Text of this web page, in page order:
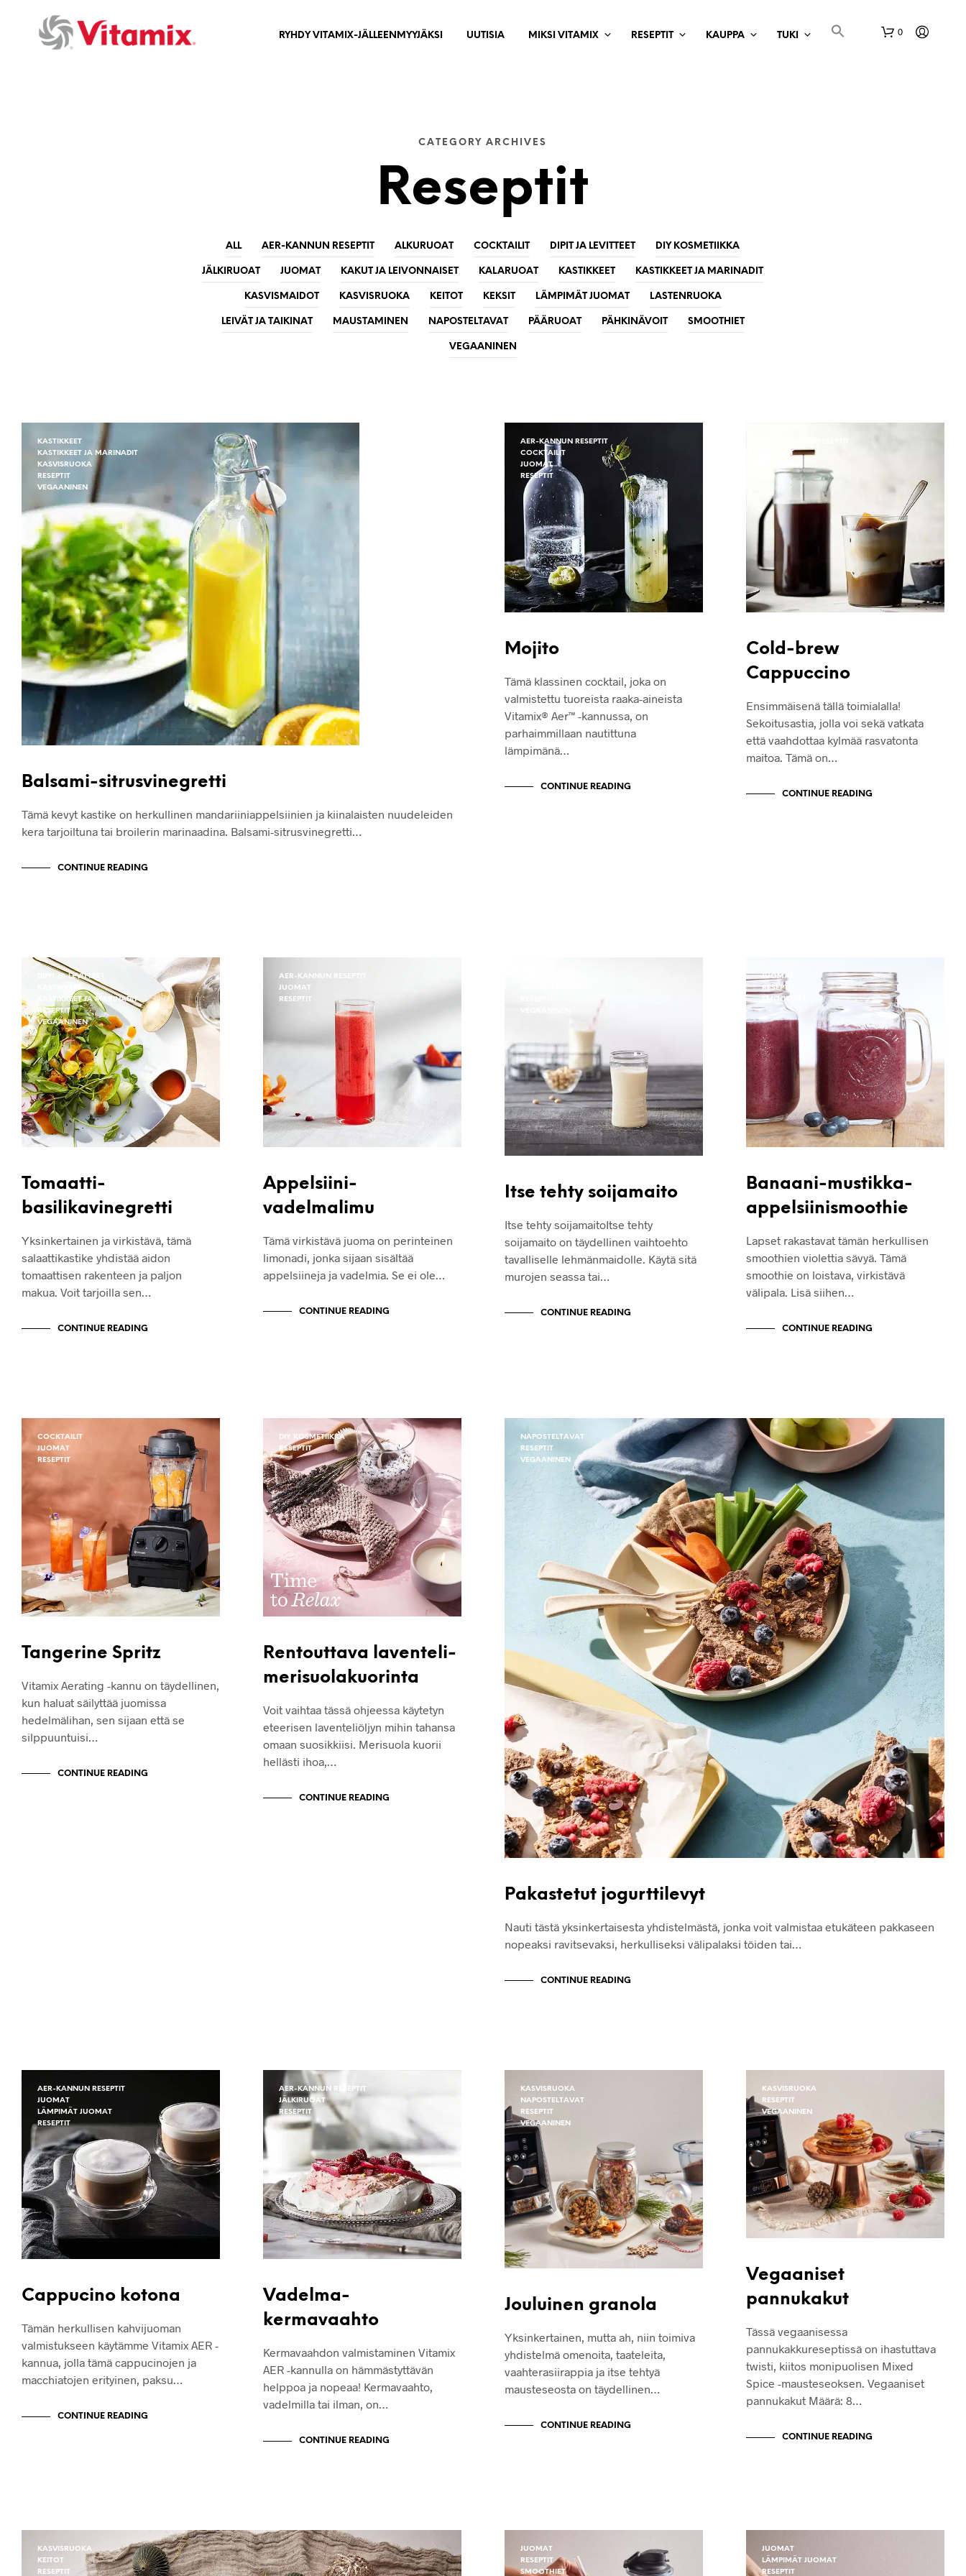
RYHDY VITAMIX-JÄLLEENMYYJÄKSI UUTISIA MIKSI VITAMIX RESEPTIT KAUPPA TUKI 0
.
CATEGORY ARCHIVES
Reseptit
ALL AER-KANNUN RESEPTIT ALKURUOAT COCKTAILIT DIPIT JA LEVITTEET DIY KOSMETIIKKA
JÄLKIRUOAT JUOMAT KAKUT JA LEIVONNAISET KALARUOAT KASTIKKEET KASTIKKEET JA MARINADIT
KASVISMAIDOT KASVISRUOKA KEITOT KEKSIT LÄMPIMÄT JUOMAT LASTENRUOKA
LEIVÄT JA TAIKINAT MAUSTAMINEN NAPOSTELTAVAT PÄÄRUOAT PÄHKINÄVOIT SMOOTHIET
VEGAANINEN
KASTIKKEET
KASTIKKEET JA MARINADIT
KASVISRUOKA
RESEPTIT
VEGAANINEN
Balsami-sitrusvinegretti
Tämä kevyt kastike on herkullinen mandariiniappelsiinien ja kiinalaisten nuudeleiden
kera tarjoiltuna tai broilerin marinaadina. Balsami-sitrusvinegretti…
CONTINUE READING
AER-KANNUN RESEPTIT
COCKTAILIT
JUOMAT
RESEPTIT
Mojito
Tämä klassinen cocktail, joka on
valmistettu tuoreista raaka-aineista
Vitamix® Aer™ -kannussa, on
parhaimmillaan nautittuna
lämpimänä…
CONTINUE READING
JUOMAT
Cold-brew
Cappuccino
Ensimmäisenä tällä toimialalla!
Sekoitusastia, jolla voi sekä vatkata
että vaahdottaa kylmää rasvatonta
maitoa. Tämä on…
CONTINUE READING
DIPIT JA LEVITTEET
KASTIKKEET
KASTIKKEET JA MARINADIT
RESEPTIT
VEGAANINEN
Tomaatti-
basilikavinegretti
Yksinkertainen ja virkistävä, tämä
salaattikastike yhdistää aidon
tomaattisen rakenteen ja paljon
makua. Voit tarjoilla sen…
CONTINUE READING
AER-KANNUN RESEPTIT
JUOMAT
RESEPTIT
Appelsiini-
vadelmalimu
Tämä virkistävä juoma on perinteinen
limonadi, jonka sijaan sisältää
appelsiineja ja vadelmia. Se ei ole…
CONTINUE READING
Itse tehty soijamaito
Itse tehty soijamaitoItse tehty
soijamaito on täydellinen vaihtoehto
tavalliselle lehmänmaidolle. Käytä sitä
murojen seassa tai…
CONTINUE READING
JUOMAT
RESEPTIT
SMOOTHIET
Banaani-mustikka-
appelsiinismoothie
Lapset rakastavat tämän herkullisen
smoothien violettia sävyä. Tämä
smoothie on loistava, virkistävä
välipala. Lisä siihen…
CONTINUE READING
COCKTAILIT
JUOMAT
RESEPTIT
Tangerine Spritz
Vitamix Aerating -kannu on täydellinen,
kun haluat säilyttää juomissa
hedelmälihan, sen sijaan että se
silppuuntuisi…
CONTINUE READING
DIY KOSMETIIKKA
RESEPTIT
Rentouttava laventeli-
merisuolakuorinta
Voit vaihtaa tässä ohjeessa käytetyn
eteerisen laventeliöljyn mihin tahansa
omaan suosikkiisi. Merisuola kuorii
hellästi ihoa,…
CONTINUE READING
NAPOSTELTAVAT
RESEPTIT
VEGAANINEN
Pakastetut jogurttilevyt
Nauti tästä yksinkertaisesta yhdistelmästä, jonka voit valmistaa etukäteen pakkaseen
nopeaksi ravitsevaksi, herkulliseksi välipalaksi töiden tai…
CONTINUE READING
AER-KANNUN RESEPTIT
JUOMAT
LÄMPIMÄT JUOMAT
RESEPTIT
Cappucino kotona
Tämän herkullisen kahvijuoman
valmistukseen käytämme Vitamix AER -
kannua, jolla tämä cappucinojen ja
macchiatojen erityinen, paksu…
CONTINUE READING
AER-KANNUN RESEPTIT
JÄLKIRUOAT
RESEPTIT
Vadelma-
kermavaahto
Kermavaahdon valmistaminen Vitamix
AER -kannulla on hämmästyttävän
helppoa ja nopeaa! Kermavaahto,
vadelmilla tai ilman, on…
CONTINUE READING
KASVISRUOKA
NAPOSTELTAVAT
RESEPTIT
VEGAANINEN
Jouluinen granola
Yksinkertainen, mutta ah, niin toimiva
yhdistelmä omenoita, taateleita,
vaahterasiirappia ja itse tehtyä
mausteseosta on täydellinen…
CONTINUE READING
KASVISRUOKA
RESEPTIT
VEGAANINEN
Vegaaniset
pannukakut
Tässä vegaanisessa
pannukakkureseptissä on ihastuttava
twisti, kiitos monipuolisen Mixed
Spice -mausteseoksen. Vegaaniset
pannukakut Määrä: 8…
CONTINUE READING
KASVISRUOKA
KEITOT
RESEPTIT
JUOMAT
RESEPTIT
SMOOTHIET
JUOMAT
LÄMPIMÄT JUOMAT
RESEPTIT